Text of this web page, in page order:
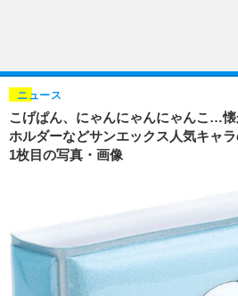
ゲーム
イベント
海外イベント
俳優・タレント
ビジネス
アニメ
書評
動画
アニメ
連載・コラム
こげぱん、にゃんにゃんにゃんこ…
ホルダーなどサンエックス人気キャ
1枚目の写真・画像
ニュース